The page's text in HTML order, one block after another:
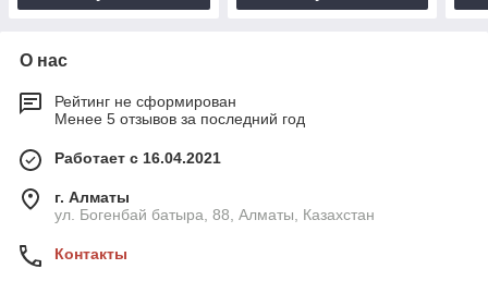
О нас
Рейтинг не сформирован
Менее 5 отзывов за последний год
Работает с 16.04.2021
г. Алматы
ул. Богенбай батыра, 88, Алматы, Казахстан
Контакты